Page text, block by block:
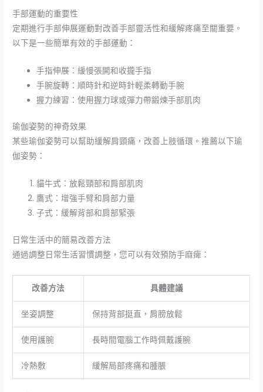
手部運動的重要性
定期進行手部伸展運動對改善手部靈活性和緩解疼痛至關重要。
以下是一些簡單有效的手部運動：
手指伸展：緩慢張開和收攏手指
手腕旋轉：順時針和逆時針輕柔轉動手腕
握力練習：使用握力球或彈力帶鍛煉手部肌肉
瑜伽姿勢的神奇效果
某些瑜伽姿勢可以幫助緩解肩頸痛，改善上肢循環。推薦以下瑜
伽姿勢：
貓牛式：放鬆頸部和肩部肌肉
鷹式：增強手臂和肩部力量
子式：緩解背部和肩部緊張
日常生活中的簡易改善方法
通過調整日常生活習慣調整，您可以有效預防手麻痺：
改善方法 具體建議
坐姿調整 保持背部挺直，肩膀放鬆
使用護腕 長時間電腦工作時佩戴護腕
冷熱敷 緩解局部疼痛和腫脹